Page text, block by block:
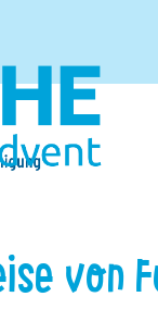
von